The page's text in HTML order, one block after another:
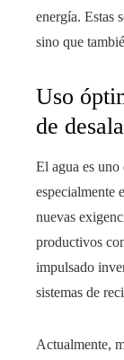
energía. Estas
sino que
Uso
de
El agua es uno
especialmente
nuevas
productivos
impulsado
sistemas de
Actualmente,